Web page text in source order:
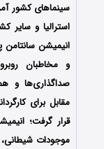
سینماهای کشور
استرالیا و سایر
انیمیشن
و مخاطبان
صداگذاری‌ها و
مقابل برای
قرار گرفت؛
موجودات شیطانی،